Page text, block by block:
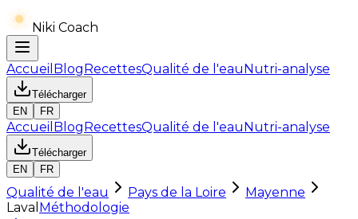
Niki Coach
Accueil BlogRecettesQualité de l'eauNutri-analyse
Télécharger
EN
FR
Accueil BlogRecettesQualité de l'eauNutri-analyse
Télécharger
EN
FR
Qualité de l'eau Pays de la Loire
Mayenne
Laval Méthodologie